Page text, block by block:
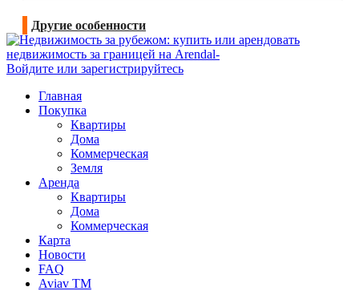
Другие особенности
Войдите или зарегистрируйтесь
Главная
Покупка
Квартиры
Дома
Коммерческая
Земля
Аренда
Квартиры
Дома
Коммерческая
Карта
Новости
FAQ
Aviav TM